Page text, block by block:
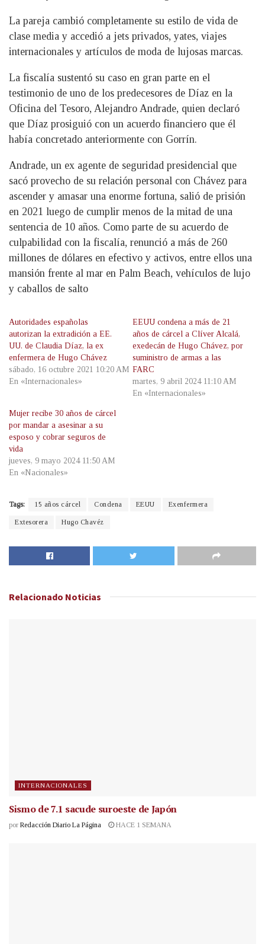
La pareja cambió completamente su estilo de vida de
clase media y accedió a jets privados, yates, viajes
internacionales y artículos de moda de lujosas marcas.
La fiscalía sustentó su caso en gran parte en el
testimonio de uno de los predecesores de Díaz en la
Oficina del Tesoro, Alejandro Andrade, quien declaró
que Díaz prosiguió con un acuerdo financiero que él
había concretado anteriormente con Gorrín.
Andrade, un ex agente de seguridad presidencial que
sacó provecho de su relación personal con Chávez para
ascender y amasar una enorme fortuna, salió de prisión
en 2021 luego de cumplir menos de la mitad de una
sentencia de 10 años. Como parte de su acuerdo de
culpabilidad con la fiscalía, renunció a más de 260
millones de dólares en efectivo y activos, entre ellos una
mansión frente al mar en Palm Beach, vehículos de lujo
y caballos de salto
Autoridades españolas
autorizan la extradición a EE.
UU. de Claudia Díaz, la ex
enfermera de Hugo Chávez
sábado, 16 octubre 2021 10:20 AM
En «Internacionales»
EEUU condena a más de 21
años de cárcel a Clíver Alcalá,
exedecán de Hugo Chávez, por
suministro de armas a las
FARC
martes, 9 abril 2024 11:10 AM
En «Internacionales»
Mujer recibe 30 años de cárcel
por mandar a asesinar a su
esposo y cobrar seguros de
vida
jueves, 9 mayo 2024 11:50 AM
En «Nacionales»
Tags: 15 años cárcel Condena EEUU Exenfermera
Extesorera Hugo Chavéz
Relacionado Noticias
INTERNACIONALES
Sismo de 7.1 sacude suroeste de Japón
por Redacción Diario La Página HACE 1 SEMANA